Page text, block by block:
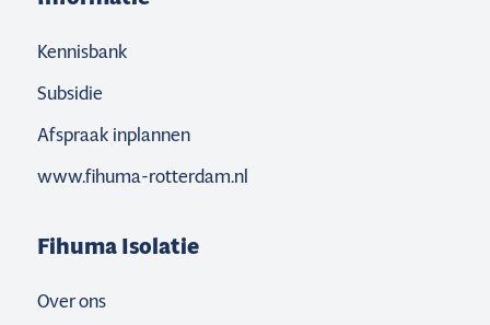
Kennisbank
Subsidie
Afspraak inplannen
www.fihuma-rotterdam.nl
Fihuma Isolatie
Over ons